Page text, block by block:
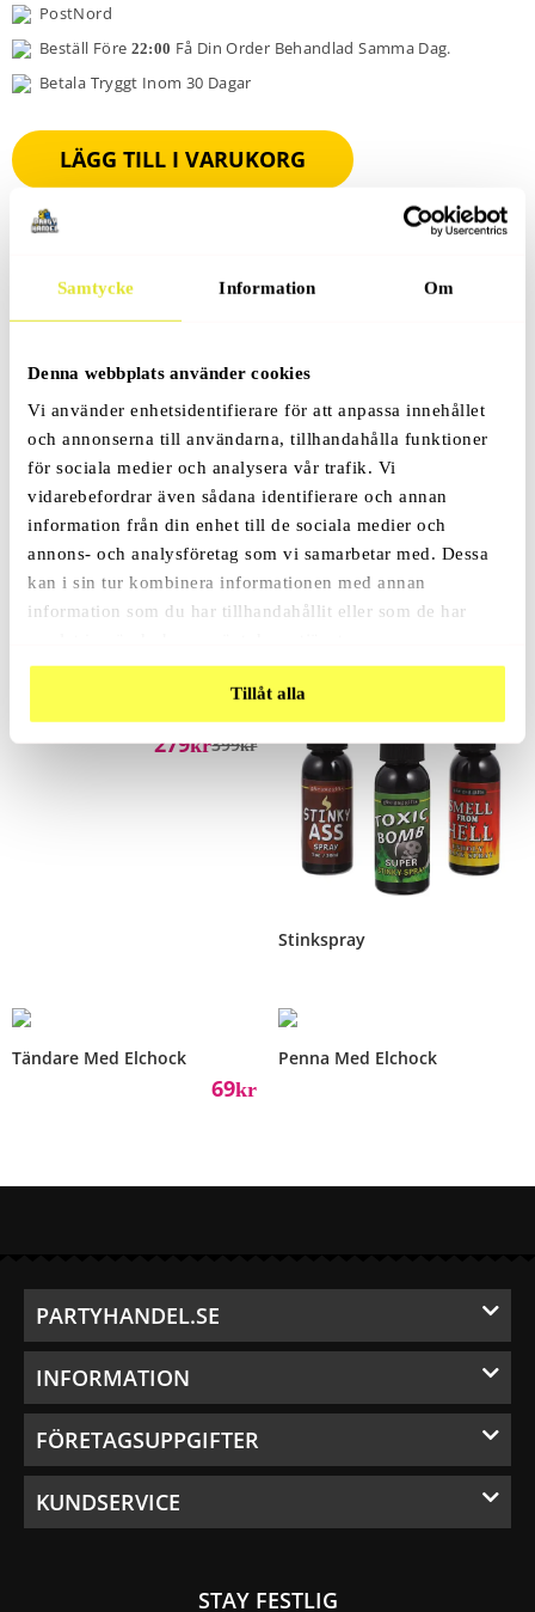
Samtycke Information Om
Denna webbplats använder cookies
Vi använder enhetsidentifierare för att anpassa innehållet
och annonserna till användarna, tillhandahålla funktioner
för sociala medier och analysera vår trafik. Vi
vidarebefordrar även sådana identifierare och annan
information från din enhet till de sociala medier och
annons- och analysföretag som vi samarbetar med. Dessa
kan i sin tur kombinera informationen med annan
information som du har tillhandahållit eller som de har
Tillåt alla
PostNord
Beställ Före 22:00 Få Din Order Behandlad Samma Dag.
Betala Tryggt Inom 30 Dagar
LÄGG TILL I VARUKORG
Produktbeskrivning
Recensioner (0)
Relaterade Produkter
Rea!
399Kr
279Kr
Stinkspray
Tändare Med Elchock
69Kr
Penna Med Elchock
PARTYHANDEL.SE
INFORMATION
FÖRETAGSUPPGIFTER
KUNDSERVICE
STAY FESTLIG